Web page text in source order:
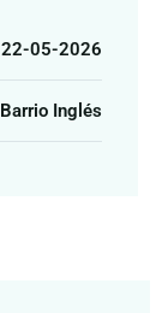
22-05-2026
Barrio Inglés